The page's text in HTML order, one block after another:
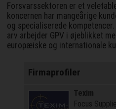
Forsvarssektoren er et
koncernen har mangeårige
og specialiserede
arv arbejder GPV i øjeblikket
europæiske og internationale
Firmaprofiler
Texim
Focus